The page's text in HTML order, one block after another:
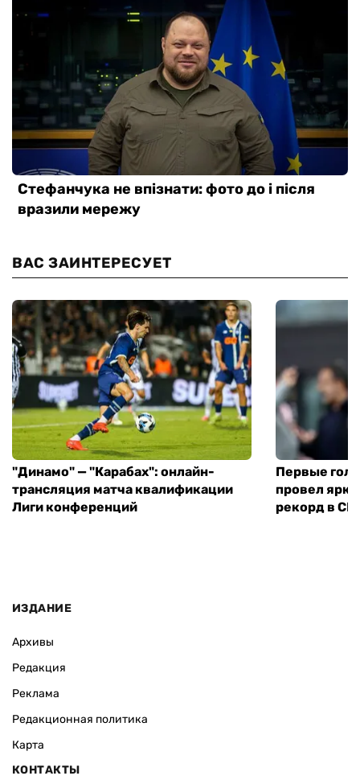
ВАС ЗАИНТЕРЕСУЕТ
"Динамо" — "Карабах": онлайн-
трансляция матча квалификации
Лиги конференций
Первые
провел
рекорд в
ИЗДАНИЕ
Архивы
Редакция
Реклама
Редакционная политика
Карта
КОНТАКТЫ